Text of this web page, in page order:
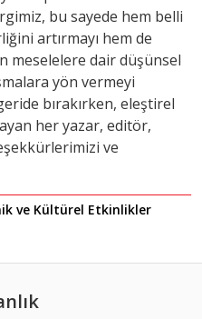
bu sayede hem belli
artırmayı hem de
meselelere dair düşünsel
yön vermeyi
bırakırken, eleştirel
her yazar, editör,
ve
ve Kültürel Etkinlikler